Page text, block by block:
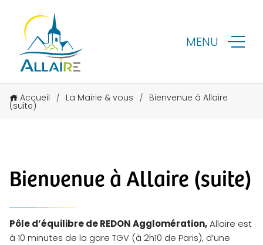
MENU
Accueil / La Mairie & vous / Bienvenue à Allaire
(suite)
Bienvenue à Allaire (suite)
Pôle d’équilibre de REDON Agglomération,Allaire est
à 10 minutes de la gare TGV (à 2h10 de Paris), d’une